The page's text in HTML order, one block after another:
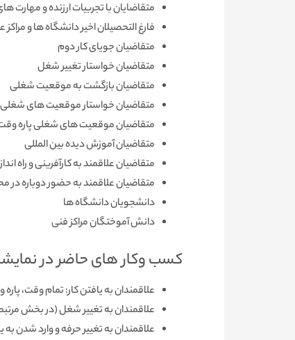
متقاضایان با تجربیات ارزنده و مهارت­
فارغ التحصیلان اخیر دانشگاه ها و
متقاضیان جویای کار دوم
متقاضیان خواستار تغییر شغل
متقاضیان بازگشت به موقعیت شغلی
متقاضیان خواستار موقعیت­ های شغلی
متقاضیان موقعیت­ های شغلی پاره
متقاضیان آموزش دیده بین­ المللی
متقاضیان علاقمند به کارآفرینی و راه
متقاضیان علاقمند به حضور دوباره
دانشجویان دانشگاه­ ها
دانش ­آموختگان مراکز فنی
کسب وکار های حاضر در
علاقمندان به یافتن کار: تمام وقت،
علاقمندان به تغییر شغل (در بخش
علاقمندان به تغییر حرفه و وارد شدن